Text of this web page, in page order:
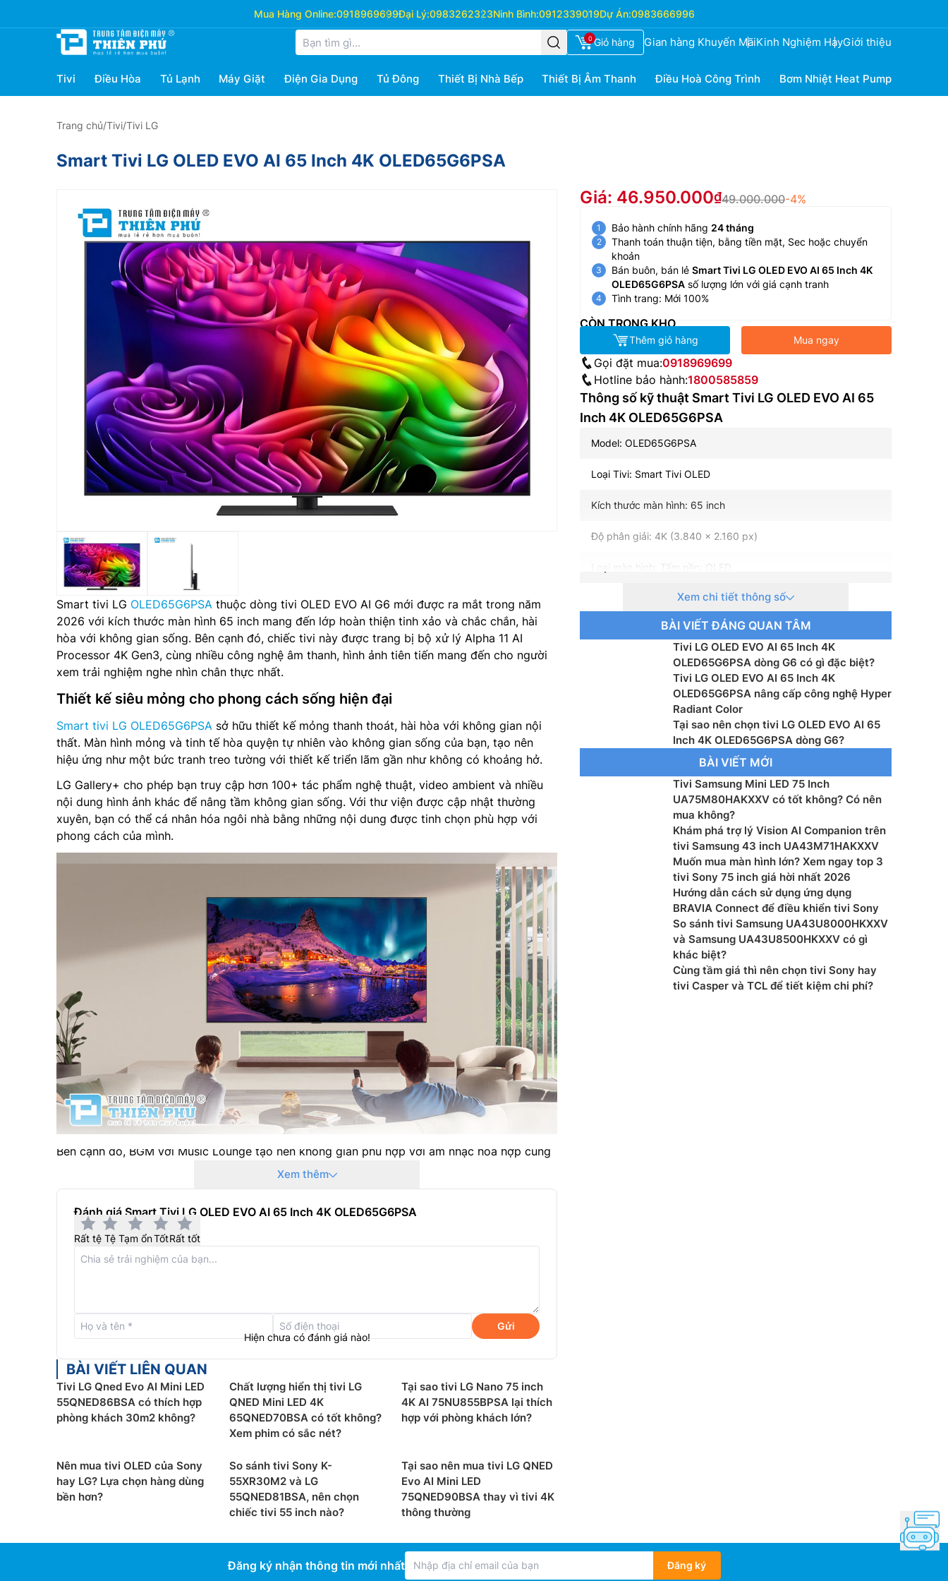
Mua Hàng Online:0918969699Đại Lý:0983262323Ninh Bình:0912339019Dự Án:0983666996
0 Giỏ hàng Gian hàng Khuyến MãiKinh Nghiệm HayGiới thiệu
Tivi Điều Hòa Tủ Lạnh Máy Giặt Điện Gia Dụng Tủ Đông Thiết Bị Nhà Bếp Thiết Bị Âm Thanh Điều Hoà Công Trình Bơm Nhiệt Heat Pump
Trang chủ/Tivi/Tivi LG
Smart Tivi LG OLED EVO AI 65 Inch 4K OLED65G6PSA
Smart tivi LG OLED65G6PSA thuộc dòng tivi OLED EVO AI G6 mới được ra mắt trong năm
2026 với kích thước màn hình 65 inch mang đến lớp hoàn thiện tinh xảo và chắc chắn, hài
hòa với không gian sống. Bên cạnh đó, chiếc tivi này được trang bị bộ xử lý Alpha 11 AI
Processor 4K Gen3, cùng nhiều công nghệ âm thanh, hình ảnh tiên tiến mang đến cho người
xem trải nghiệm nghe nhìn chân thực nhất.
Thiết kế siêu mỏng cho phong cách sống hiện đại
Smart tivi LG OLED65G6PSA sở hữu thiết kế mỏng thanh thoát, hài hòa với không gian nội
thất. Màn hình mỏng và tinh tế hòa quyện tự nhiên vào không gian sống của bạn, tạo nên
hiệu ứng như một bức tranh treo tường với thiết kế triển lãm gần như không có khoảng hở.
LG Gallery+ cho phép bạn truy cập hơn 100+ tác phẩm nghệ thuật, video ambient và nhiều
nội dung hình ảnh khác để nâng tầm không gian sống. Với thư viện được cập nhật thường
xuyên, bạn có thể cá nhân hóa ngôi nhà bằng những nội dung được tinh chọn phù hợp với
phong cách của mình.
Bên cạnh đó, BGM với Music Lounge tạo nên không gian phù hợp với âm nhạc hòa hợp cùng
hình ảnh hiển thị. Bạn có thể sử dụng nhạc được đề xuất theo sở thích, hoặc kết nối qua
Màn hình 65 inch kết hợp với độ phân giải 4K chiếc smarttivi LG OLED65G6PSA
người xem được trải nghiệm hình ảnh chân thực nhất.
Bộ xử lý AI alpha 11 Gen 3 4K với công nghệ Dual AI
mẽ hơn với Dual AI Engine. Vượt qua mô hình chỉ có một AI engine, công nghệ xử lý tiên tiến
này tinh chỉnh độ sắc nét và kết cấu hình ảnh đồng thời, mang lại chất lượng hình ảnh 4K sắc
Xem thêm
Đánh giá Smart Tivi LG OLED EVO AI 65 Inch 4K OLED65G6PSA
Rất tệ Tệ Tạm ổnTốtRất tốt
Gửi
Hiện chưa có đánh giá nào!
BÀI VIẾT LIÊN QUAN
Tivi LG Qned Evo AI Mini LED
55QNED86BSA có thích hợp
phòng khách 30m2 không?
Chất lượng hiển thị tivi LG
QNED Mini LED 4K
65QNED70BSA có tốt không?
Xem phim có sắc nét?
Tại sao tivi LG Nano 75 inch
4K AI 75NU855BPSA lại thích
hợp với phòng khách lớn?
Nên mua tivi OLED của Sony
hay LG? Lựa chọn hàng dùng
bền hơn?
So sánh tivi Sony K-
55XR30M2 và LG
55QNED81BSA, nên chọn
chiếc tivi 55 inch nào?
Tại sao nên mua tivi LG QNED
Evo AI Mini LED
75QNED90BSA thay vì tivi 4K
thông thường
Giá: 46.950.000 49.000.000-4%
Bảo hành chính hãng 24 tháng
Thanh toán thuận tiện, bằng tiền mặt, Sec hoặc chuyển
khoản
Bán buôn, bán lẻ Smart Tivi LG OLED EVO AI 65 Inch 4K
OLED65G6PSA số lượng lớn với giá cạnh tranh
Tình trang: Mới 100%
CÒN TRONG KHO
Thêm giỏ hàng Mua ngay
Gọi đặt mua:0918969699
Hotline bảo hành:1800585859
Thông số kỹ thuật Smart Tivi LG OLED EVO AI 65
Inch 4K OLED65G6PSA
Model: OLED65G6PSA
Loại Tivi: Smart Tivi OLED
Kích thước màn hình: 65 inch
Độ phân giải: 4K (3.840 x 2.160 px)
Loại màn hình: Tấm nền: OLED
Tần số quét: 120Hz Native (VRR 165Hz)
Hệ điều hành – Giao diện: WebOS 26
Bộ xử lý: Alpha 11 AI Processor 4K Gen3 with Dual AI Engine
Tổng công suất loa: 60 W
Hệ thống loa: 4.2 Ch
Công nghệ âm thanh: Dolby Digital, AI Sound Pro (Virtual 11.1.2
Tìm kiếm bằng giọng nói: Tìm kiếm giọng nói trên YouTube
bằng tiếng Việt, LG Voice Search – tìm kiếm bằng giọng nói
Chia sẻ màn hình: AirPlay 2, Google Cast
Truyền thanh Kỹ thuật số: DVB-T2/T (Mặt đất), DVB-C (Cáp)
Kết nối: Wi-Fi, Cổng mạng LAN, Bluetooth 5.3, USB A, HDMI,
HDMI eARC (ARC), Optical (Digital Audio)
Điều khiển từ xa: Có
Xem chi tiết thông số
BÀI VIẾT ĐÁNG QUAN TÂM
Tivi LG OLED EVO AI 65 Inch 4K
OLED65G6PSA dòng G6 có gì đặc biệt?
Tivi LG OLED EVO AI 65 Inch 4K
OLED65G6PSA nâng cấp công nghệ Hyper
Radiant Color
Tại sao nên chọn tivi LG OLED EVO AI 65
Inch 4K OLED65G6PSA dòng G6?
BÀI VIẾT MỚI
Tivi Samsung Mini LED 75 Inch
UA75M80HAKXXV có tốt không? Có nên
mua không?
Khám phá trợ lý Vision AI Companion trên
tivi Samsung 43 inch UA43M71HAKXXV
Muốn mua màn hình lớn? Xem ngay top 3
tivi Sony 75 inch giá hời nhất 2026
Hướng dẫn cách sử dụng ứng dụng
BRAVIA Connect để điều khiển tivi Sony
So sánh tivi Samsung UA43U8000HKXXV
và Samsung UA43U8500HKXXV có gì
khác biệt?
Cùng tầm giá thì nên chọn tivi Sony hay
tivi Casper và TCL để tiết kiệm chi phí?
Đăng ký nhận thông tin mới nhất Đăng ký